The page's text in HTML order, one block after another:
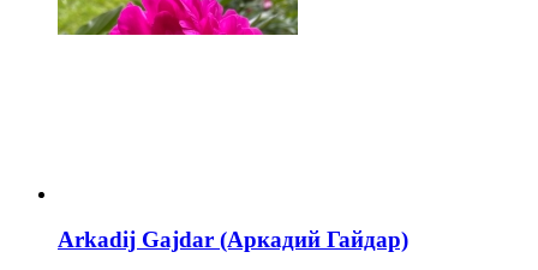
Arkadij Gajdar (Аркадий Гайдар)